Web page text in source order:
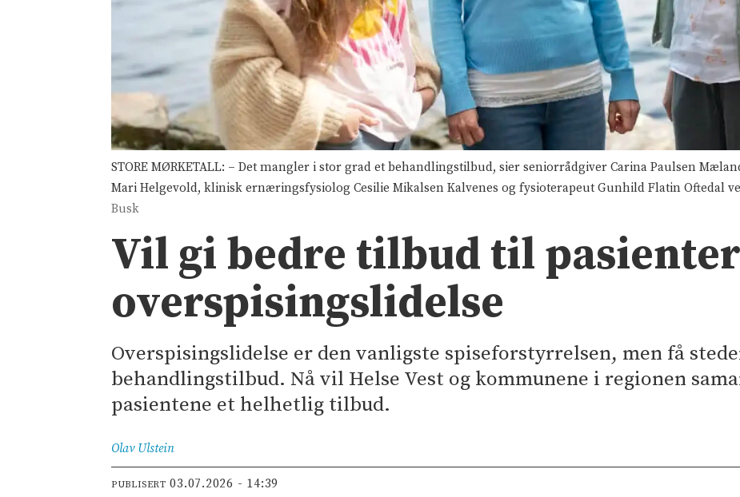
STORE MØRKETALL: – Det mangler i stor grad et behandlingstilbud, sier seniorrådgiver Carina Paulsen
Mari Helgevold, klinisk ernæringsfysiolog Cesilie Mikalsen Kalvenes og fysioterapeut Gunhild Flatin Oftedal
Busk
Vil gi bedre tilbud til
overspisingslidelse
Overspisingslidelse er den vanligste spiseforstyrrelsen, men få
behandlingstilbud. Nå vil Helse Vest og kommunene i regionen
pasientene et helhetlig tilbud.
Olav Ulstein
PUBLISERT 03.07.2026 - 14:39